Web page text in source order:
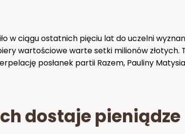
w ciągu ostatnich pięciu lat do uczelni
wartościowe warte setki milionów złotych.
posłanek partii Razem, Pauliny
dostaje pieniądze